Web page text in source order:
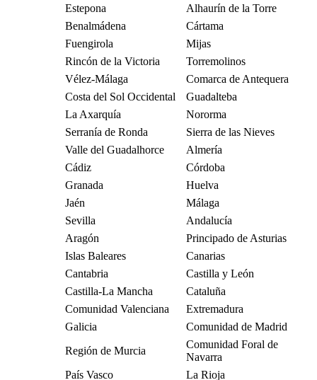
Estepona
Alhaurín de la Torre
Benalmádena
Cártama
Fuengirola
Mijas
Rincón de la Victoria
Torremolinos
Vélez-Málaga
Comarca de Antequera
Costa del Sol Occidental
Guadalteba
La Axarquía
Nororma
Serranía de Ronda
Sierra de las Nieves
Valle del Guadalhorce
Almería
Cádiz
Córdoba
Granada
Huelva
Jaén
Málaga
Sevilla
Andalucía
Aragón
Principado de Asturias
Islas Baleares
Canarias
Cantabria
Castilla y León
Castilla-La Mancha
Cataluña
Comunidad Valenciana
Extremadura
Galicia
Comunidad de Madrid
Región de Murcia
Comunidad Foral de
Navarra
País Vasco
La Rioja